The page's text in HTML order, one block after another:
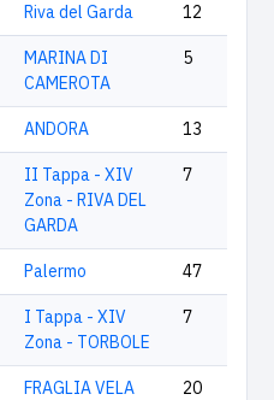
Riva del Garda 12
MARINA DI
CAMEROTA
5
ANDORA 13
II Tappa - XIV
Zona - RIVA DEL
GARDA
7
Palermo 47
I Tappa - XIV
Zona - TORBOLE
7
FRAGLIA VELA
20